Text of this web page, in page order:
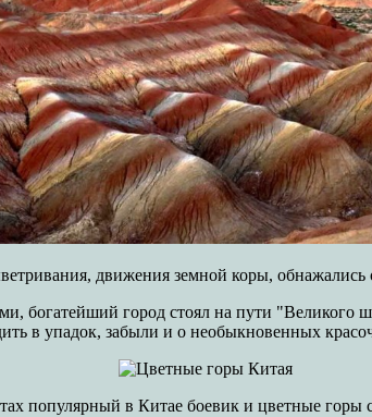
движения земной коры,
богатейший город стоял на пути "Великого
в упадок, забыли и о необыкновенных
популярный в Китае боевик и цветные